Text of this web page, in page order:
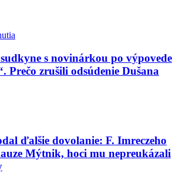
s novinárkou po výpovede
Prečo zrušili odsúdenie Dušana
ďalšie dovolanie: F. Imreczeho
Mýtnik, hoci mu nepreukázali